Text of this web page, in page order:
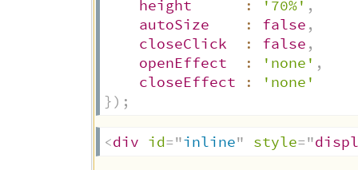
height
: '70%' ,
autoSize
: false ,
closeClick
: false ,
openEffect
: 'none' ,
closeEffect
:
'none'
}) ;
<div id="inline" style="